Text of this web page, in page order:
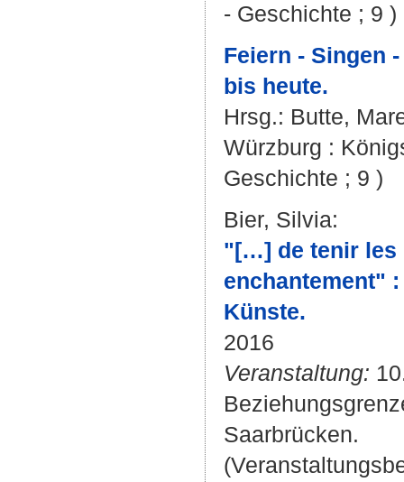
- Geschichte ; 9 )
Feiern - Singen
bis heute.
Hrsg.: Butte,
Würzburg :
Geschichte ; 9 )
Bier, Silvia:
"[…] de tenir les
enchantement"
Künste.
2016
Veranstaltung:
Saarbrücken.